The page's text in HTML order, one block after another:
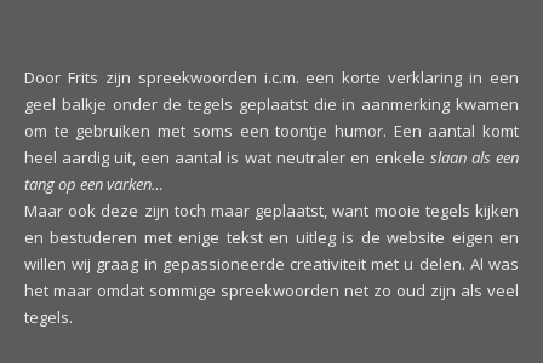
Door Frits zijn spreekwoorden i.c.m. een korte verklaring in een
geel balkje onder de tegels geplaatst die in aanmerking kwamen
om te gebruiken met soms een toontje humor. Een aantal komt
heel aardig uit, een aantal is wat neutraler en enkele slaan als een
tang op een varken…
Maar ook deze zijn toch maar geplaatst, want mooie tegels kijken
en bestuderen met enige tekst en uitleg is de website eigen en
willen wij graag in gepassioneerde creativiteit met u delen. Al was
het maar omdat sommige spreekwoorden net zo oud zijn als veel
tegels.